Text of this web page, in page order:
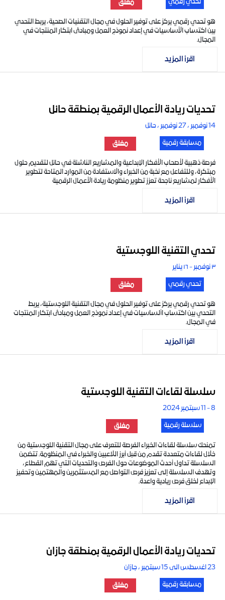
تحدي رقمي مغلق
هو تحدي رقمي يركز على توفير الحلول في مجال التقنيات الصحية، يربط التحدي
بين اكتساب الأساسيات في إعداد نموذج العمل ومبادئ ابتكار المنتجات في
المجال.
اقرأ المزيد
تحديات ريادة الأعمال الرقمية بمنطقة حائل
14 نوفمبر ، 27 نوفمبر ، حائل
مسابقة رقمية مغلق
فرصة ذهبية لأصحاب الأفكار الإبداعية والمشاريع الناشئة في حائل لتقديم حلول
مبتكرة، وللتفاعل مع نخبة من الخبراء والاستفادة من الموارد المتاحة لتطوير
الأفكار لمشاريع ناجحة تعزز تطوير منظومة ريادة الأعمال الرقمية
اقرأ المزيد
تحدي التقنية اللوجستية
٣ نوفمبر - ١٦ يناير
تحدي رقمي مغلق
هو تحدي رقمي يركز على توفير الحلول في مجال التقنية اللوجستية، يربط
التحدي بين اكتساب األساسيات في إعداد نموذج العمل ومبادئ ابتكار المنتجات
في المجال.
اقرأ المزيد
سلسلة لقاءات التقنية اللوجستية
8 - 11 سبتمبر 2024
سلسلة رقمية مغلق
تمنحك سلسلة لقاءات الخبراء الفرصة للتعرف على مجال التقنية اللوجستية من
خلال لقاءات متعددة تقدم من قبل أبرز اللاعبين والخبراء في المنظومة. تتضمن
السلسلة تداول أحدث الموضوعات حول الفرص والتحديات التي تهم القطاع،
وتهدف السلسلة إلى تعزيز فرص التواصل مع المستثمرين والمهتمين وتحفيز
الإبداع لخلق فرص ريادية واعدة.
اقرأ المزيد
تحديات ريادة الأعمال الرقمية بمنطقة جازان
23 اغسطس الى 15 سبتمبر ، جازان
مسابقة رقمية مغلق